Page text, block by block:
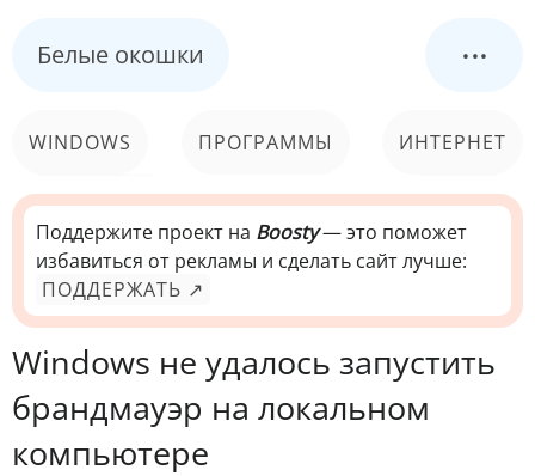
Белые окошки ...
WINDOWS ПРОГРАММЫ ИНТЕРНЕТ
КОМПЬЮТЕР
СИСТЕМА
Поддержите проект на Boosty— это поможет
избавиться от рекламы и сделать сайт лучше:
ПОДДЕРЖАТЬ ↗
Windows не удалось запустить
брандмауэр на локальном
компьютере